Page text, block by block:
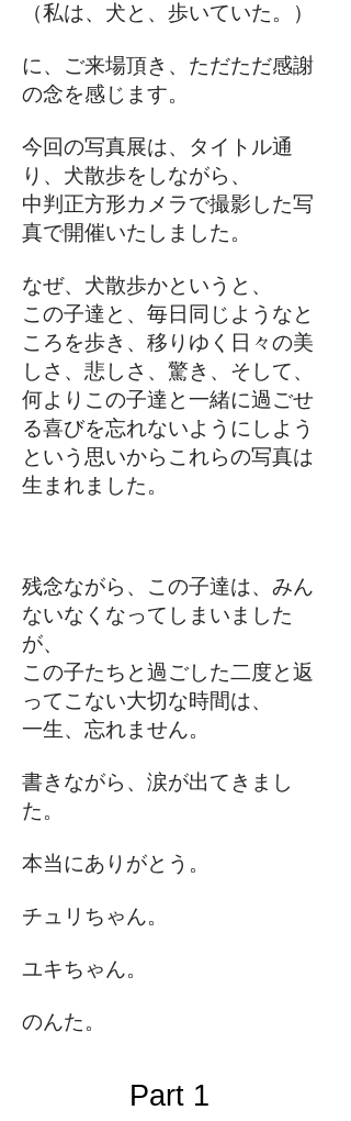
（私は、犬と、歩いていた。）
に、ご来場頂き、ただただ感謝
の念を感じます。
今回の写真展は、タイトル通
り、犬散歩をしながら、
中判正方形カメラで撮影した写
真で開催いたしました。
なぜ、犬散歩かというと、
この子達と、毎日同じようなと
ころを歩き、移りゆく日々の美
しさ、悲しさ、驚き、そして、
何よりこの子達と一緒に過ごせ
る喜びを忘れないようにしよう
という思いからこれらの写真は
生まれました。
残念ながら、この子達は、みん
ないなくなってしまいました
が、
この子たちと過ごした二度と返
ってこない大切な時間は、
一生、忘れません。
書きながら、涙が出てきまし
た。
本当にありがとう。
チュリちゃん。
ユキちゃん。
のんた。
Part 1